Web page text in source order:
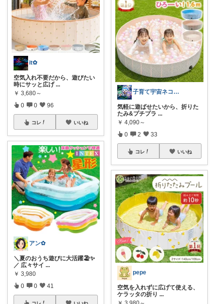
it✿
空気入れ不要だから、遊びたい
時にサッと広げ ...
￥ 3,680～
0 0 96
コレ いいね
アン✿
＼夏のおうち遊びに大活躍🏖️✨
／ 広々サイ ...
￥ 3,980
0 0 41
コレ いいね
子育て宇宙ネコ🐈育児日用品ROOM🏠
気軽に遊ばせたいから、折りた
たみ&プチプラ ...
￥ 4,090～
0 2 33
コレ いいね
pepe
空気を入れずに広げて使える、
ケラッタの折り ...